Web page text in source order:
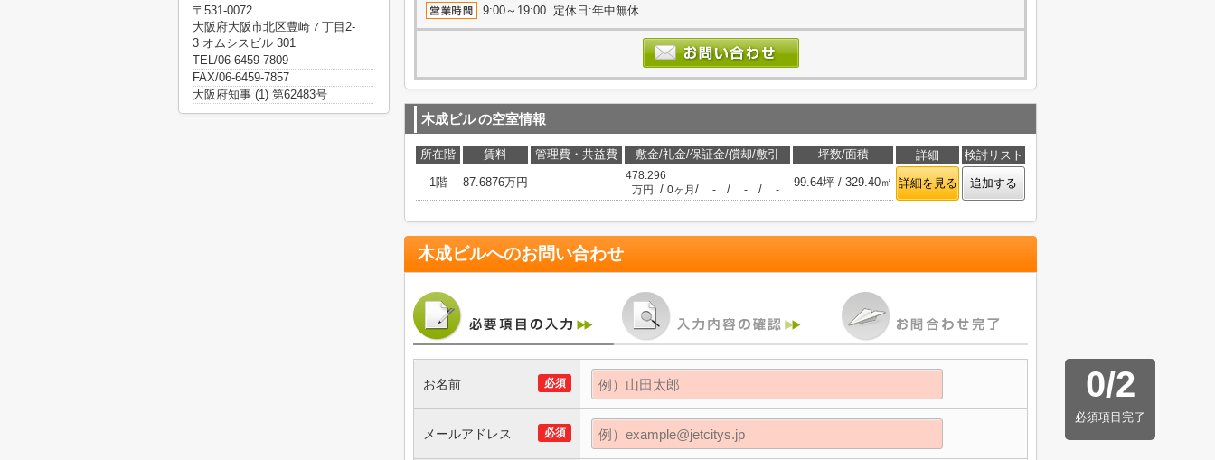
9:00～19:00 定休日:年中無休
木成ビルの空室情報
所在階 賃料 管理費・共益費 敷金/礼金/保証金/償却/敷引 坪数/面積 詳細
検討リスト
1階
87.6876万円 -
478.296
万円
/ 0ヶ月 / - / - / -
99.64坪 / 329.40㎡ 詳細を見る 追加する
木成ビルへのお問い合わせ
0/2
必須項目完了
必須
お名前
必須
メールアドレス
〒531-0072
大阪府大阪市北区豊崎７丁目2-
3 オムシスビル 301
TEL/06-6459-7809
FAX/06-6459-7857
大阪府知事 (1) 第62483号